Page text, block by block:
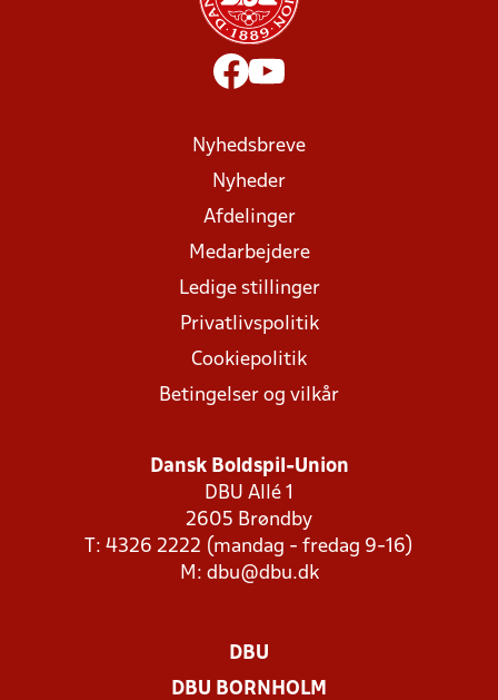
Nyhedsbreve
Nyheder
Afdelinger
Medarbejdere
Ledige stillinger
Privatlivspolitik
Cookiepolitik
Betingelser og vilkår
Dansk Boldspil-Union
DBU Allé 1
2605 Brøndby
T: 4326 2222 (mandag - fredag 9-16)
M: dbu@dbu.dk
DBU
DBU BORNHOLM